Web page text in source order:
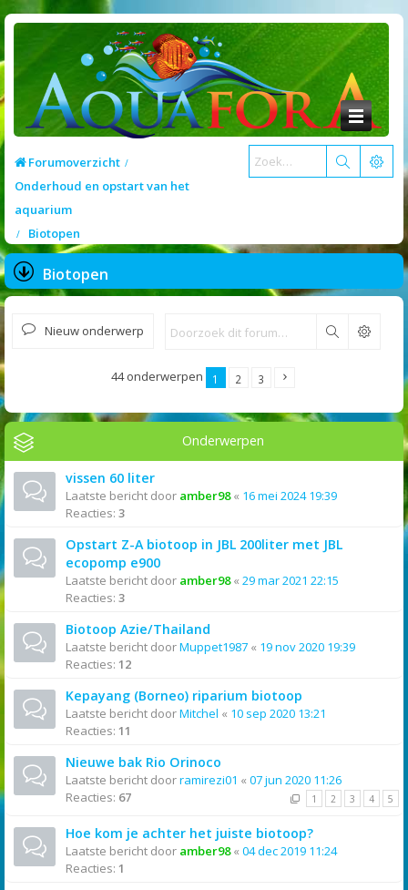
Forumoverzicht
Onderhoud en opstart van het
aquarium
Biotopen
Biotopen
Nieuw onderwerp Zoek
44 onderwerpen 1 2 3
Onderwerpen
vissen 60 liter
Laatste bericht door amber98« 16 mei 2024 19:39
Reacties: 3
Opstart Z-A biotoop in JBL 200liter met JBL
ecopomp e900
Laatste bericht door amber98« 29 mar 2021 22:15
Reacties: 3
Biotoop Azie/Thailand
Laatste bericht doorMuppet1987 « 19 nov 2020 19:39
Reacties: 12
Kepayang (Borneo) riparium biotoop
Laatste bericht doorMitchel « 10 sep 2020 13:21
Reacties: 11
Nieuwe bak Rio Orinoco
Laatste bericht doorramirezi01 « 07 jun 2020 11:26
Reacties: 67 1 2 3 4 5
Hoe kom je achter het juiste biotoop?
Laatste bericht door amber98« 04 dec 2019 11:24
Reacties: 1